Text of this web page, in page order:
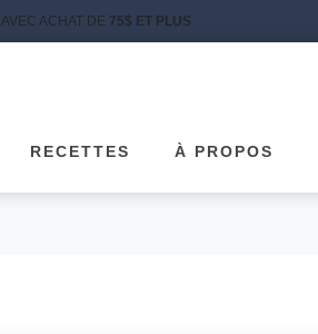
AVEC ACHAT DE 75$ ET PLUS
RECETTES À PROPOS